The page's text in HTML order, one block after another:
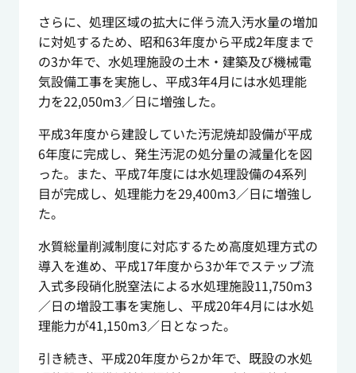
さらに、処理区域の拡大に伴う流入汚水量の増加
に対処するため、昭和63年度から平成2年度まで
の3か年で、水処理施設の土木・建築及び機械電
気設備工事を実施し、平成3年4月には水処理能
力を22,050m3／日に増強した。
平成3年度から建設していた汚泥焼却設備が平成
6年度に完成し、発生汚泥の処分量の減量化を図
った。また、平成7年度には水処理設備の4系列
目が完成し、処理能力を29,400m3／日に増強し
た。
水質総量削減制度に対応するため高度処理方式の
導入を進め、平成17年度から3か年でステップ流
入式多段硝化脱窒法による水処理施設11,750m3
／日の増設工事を実施し、平成20年4月には水処
理能力が41,150m3／日となった。
引き続き、平成20年度から2か年で、既設の水処